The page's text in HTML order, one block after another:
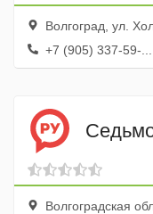
Волгоград, ул.
+7 (905) 337-59-...
Волгоградская